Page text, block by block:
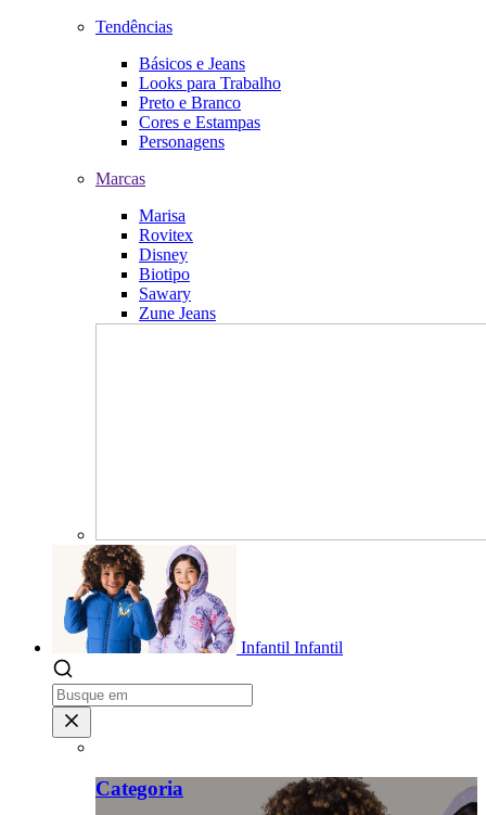
Tendências
Básicos e Jeans
Looks para Trabalho
Preto e Branco
Cores e Estampas
Personagens
Marcas
Marisa
Rovitex
Disney
Biotipo
Sawary
Zune Jeans
Infantil Infantil
Categoria